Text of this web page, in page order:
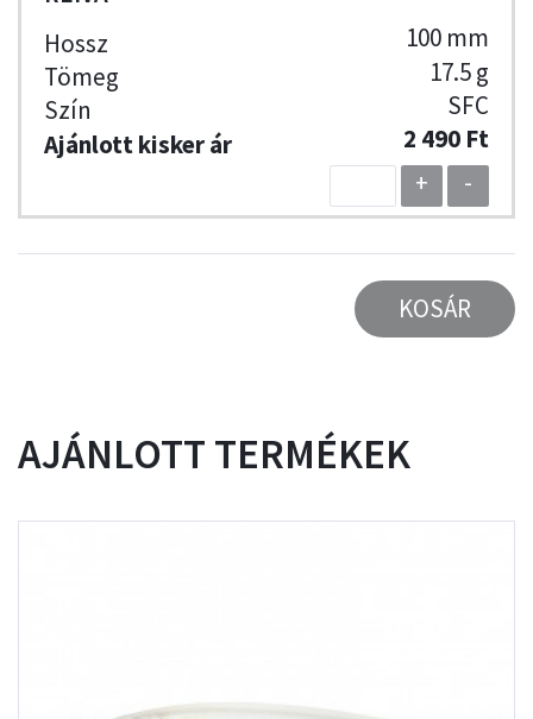
100 mm
17.5 g
SFC
2 490 Ft
+
-
KOSÁR
AJÁNLOTT TERMÉKEK